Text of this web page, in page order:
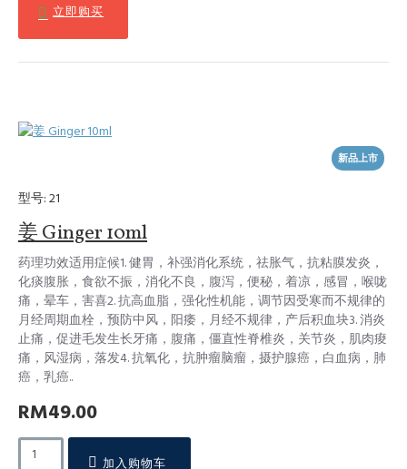
立即购买
新品上市
型号: 21
姜 Ginger 10ml
药理功效适用症候1. 健胃，补强消化系统，祛胀气，抗粘膜发炎，
化痰腹胀，食欲不振，消化不良，腹泻，便秘，着凉，感冒，喉咙
痛，晕车，害喜2. 抗高血脂，强化性机能，调节因受寒而不规律的
月经周期血栓，预防中风，阳痿，月经不规律，产后积血块3. 消炎
止痛，促进毛发生长牙痛，腹痛，僵直性脊椎炎，关节炎，肌肉痠
痛，风湿病，落发4. 抗氧化，抗肿瘤脑瘤，摄护腺癌，白血病，肺
癌，乳癌..
RM49.00
加入购物车